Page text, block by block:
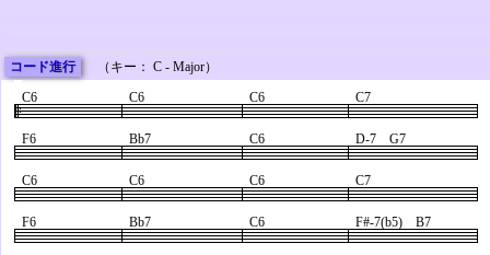
コード進行
（キー： C - Major）
C6
C6 C6 C7
F6 Bb7 C6 D-7 G7
C6 C6 C6 C7
F6 Bb7 C6 F#-7(b5) B7